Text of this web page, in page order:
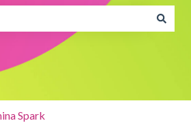
da das Suchfeld leer ist.
Spark